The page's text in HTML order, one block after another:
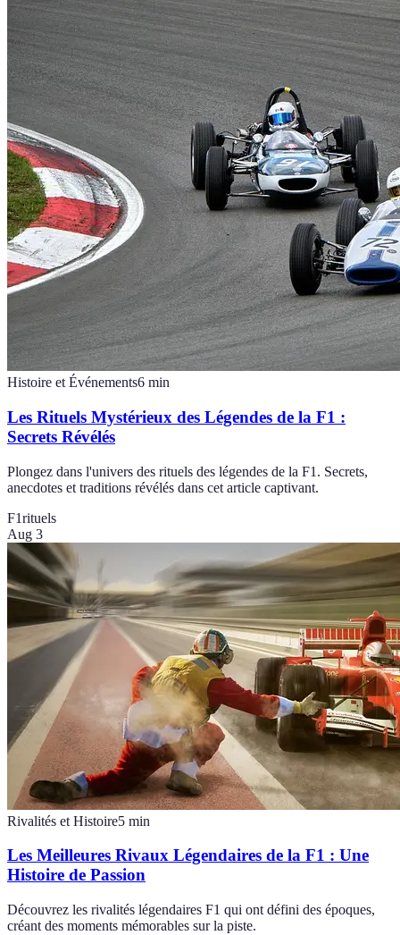
Histoire et Événements6 min
Les Rituels Mystérieux des Légendes de la F1 :
Secrets Révélés
Plongez dans l'univers des rituels des légendes de la F1. Secrets,
anecdotes et traditions révélés dans cet article captivant.
F1rituels
Aug 3
Rivalités et Histoire5 min
Les Meilleures Rivaux Légendaires de la F1 : Une
Histoire de Passion
Découvrez les rivalités légendaires F1 qui ont défini des époques,
créant des moments mémorables sur la piste.